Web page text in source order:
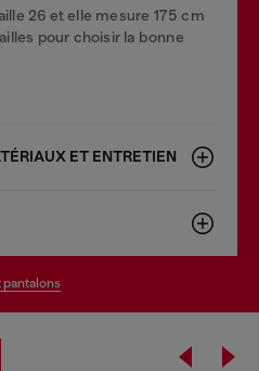
26 et elle mesure 175 cm
pour choisir la bonne
ET ENTRETIEN
pantalons